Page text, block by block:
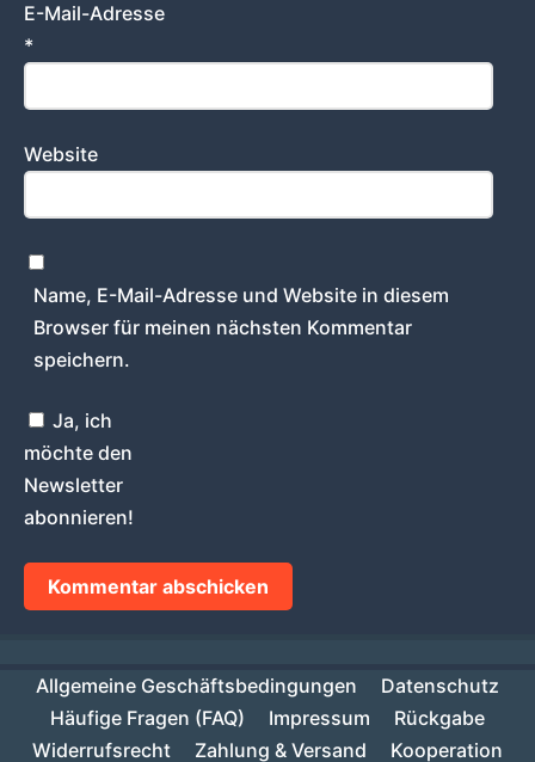
E-Mail-Adresse
*
Website
Name, E-Mail-Adresse und Website in diesem
Browser für meinen nächsten Kommentar
speichern.
Ja, ich
möchte den
Newsletter
abonnieren!
Allgemeine Geschäftsbedingungen
Datenschutz
Häufige Fragen (FAQ)
Impressum
Rückgabe
Widerrufsrecht
Zahlung & Versand Kooperation